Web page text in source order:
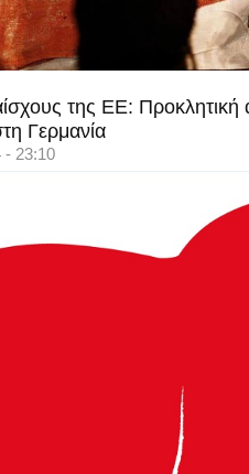
της ΕΕ:
Γερμανία
- 23:10